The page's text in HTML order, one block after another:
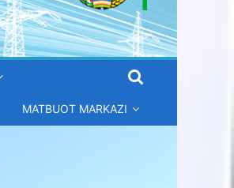
MATBUOT MARKAZI